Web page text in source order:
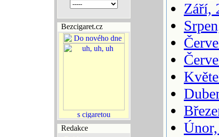
Bezcigaret.cz
Redakce
Září,